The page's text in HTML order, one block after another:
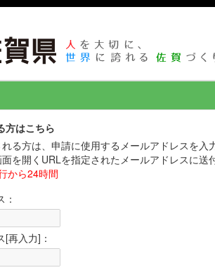
方はこちら
る方は、申請に使用するメールアドレスを入
を開くURLを指定されたメールアドレスに送
から24時間
再入力]：